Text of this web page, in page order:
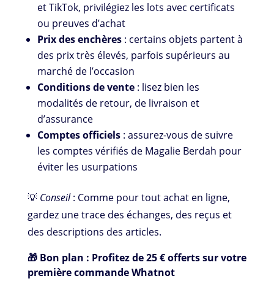
et TikTok, privilégiez les lots avec certificats
ou preuves d’achat
Prix des enchères: certains objets partent à
des prix très élevés, parfois supérieurs au
marché de l’occasion
Conditions de vente: lisez bien les
modalités de retour, de livraison et
d’assurance
Comptes officiels: assurez-vous de suivre
les comptes vérifiés de Magalie Berdah pour
éviter les usurpations
💡 Conseil: Comme pour tout achat en ligne,
gardez une trace des échanges, des reçus et
des descriptions des articles.
🎁 Bon plan : Profitez de 25 € offerts sur votre
première commande Whatnot